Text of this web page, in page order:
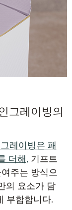
그레이빙의
레이빙은 패
더해, 기프트
주는 방식으
의 요소가 담
부합합니다.